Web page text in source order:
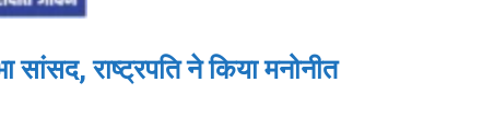
राष्ट्रपति ने किया मनोनीत